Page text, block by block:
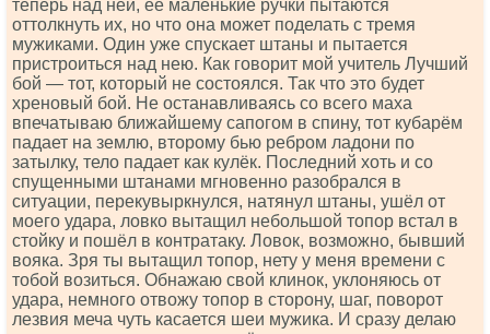
теперь над ней, её маленькие ручки пытаются
оттолкнуть их, но что она может поделать с тремя
мужиками. Один уже спускает штаны и пытается
пристроиться над нею. Как говорит мой yчитель Лучший
бой — тот, который не состоялся. Так что это будет
хреновый бой. Не останавливаясь со всего маха
впечатываю ближайшему сапогом в спину, тот кубарём
падает на землю, второму бью ребром ладони по
затылку, тело падает как кулёк. Последний хоть и со
спущенными штанами мгновенно разобрался в
ситуации, перекувыркнулся, натянул штаны, ушёл от
моего удара, ловко вытащил небольшой топор встал в
стойку и пошёл в контратаку. Ловок, возможно, бывший
вояка. Зря ты вытащил топор, нету у меня времени с
тобой возиться. Обнажаю свой клинок, уклоняюсь от
удара, немного отвожу топор в сторону, шаг, поворот
лезвия меча чуть касается шеи мужика. И сразу делаю